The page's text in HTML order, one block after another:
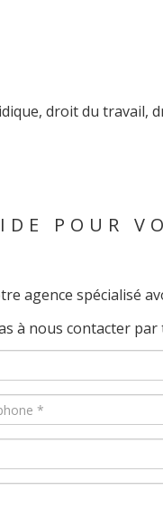
droit du travail,
POUR
agence spécialisé
à nous contacter